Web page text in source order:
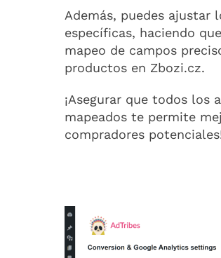
Además, puedes ajustar
específicas, haciendo
mapeo de campos
productos en Zbozi.cz.
¡Asegurar que todos los
mapeados te permite
compradores